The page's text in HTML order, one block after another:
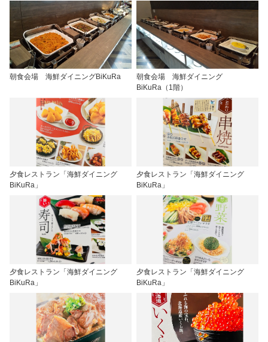
朝食会場 海鮮ダイニングBiKuRa
朝食会場 海鮮ダイニング
BiKuRa（1階）
夕食レストラン「海鮮ダイニング
BiKuRa」
夕食レストラン「海鮮ダイニング
BiKuRa」
夕食レストラン「海鮮ダイニング
BiKuRa」
夕食レストラン「海鮮ダイニング
BiKuRa」